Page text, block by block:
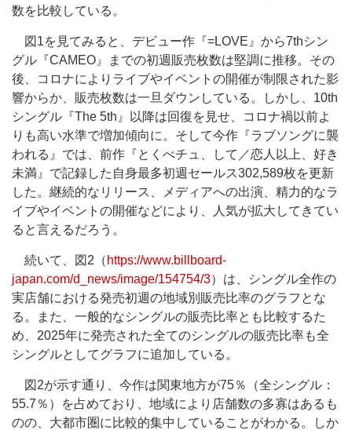
数を比較している。
図1を見てみると、デビュー作『=LOVE』から7thシン
グル『CAMEO』までの初週販売枚数は堅調に推移。その
後、コロナによりライブやイベントの開催が制限された影
響からか、販売枚数は一旦ダウンしている。しかし、10th
シングル『The 5th』以降は回復を見せ、コロナ禍以前よ
りも高い水準で増加傾向に。そして今作『ラブソングに襲
われる』では、前作『とくべチュ、して／恋人以上、好き
未満』で記録した自身最多初週セールス302,589枚を更新
した。継続的なリリース、メディアへの出演、精力的なラ
イブやイベントの開催などにより、人気が拡大してきてい
ると言えるだろう。
続いて、図2（ https://www.billboard-
japan.com/d_news/image/154754/3）は、シングル全作の
実店舗における発売初週の地域別販売比率のグラフとな
る。また、一般的なシングルの販売比率とも比較するた
め、2025年に発売された全てのシングルの販売比率も全
シングルとしてグラフに追加している。
図2が示す通り、今作は関東地方が75％（全シングル：
55.7％）を占めており、地域により店舗数の多寡はあるも
のの、大都市圏に比較的集中していることがわかる。しか